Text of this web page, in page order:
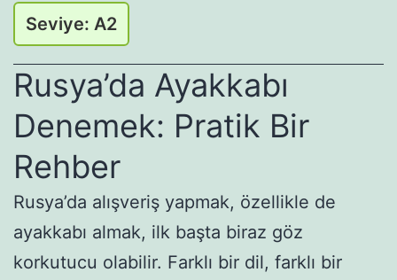
Seviye: A2
Rusya’da Ayakkabı
Denemek: Pratik Bir
Rehber
Rusya’da alışveriş yapmak, özellikle de
ayakkabı almak, ilk başta biraz göz
korkutucu olabilir. Farklı bir dil, farklı bir